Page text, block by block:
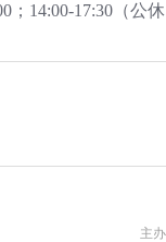
；14:00-17:30（公
主